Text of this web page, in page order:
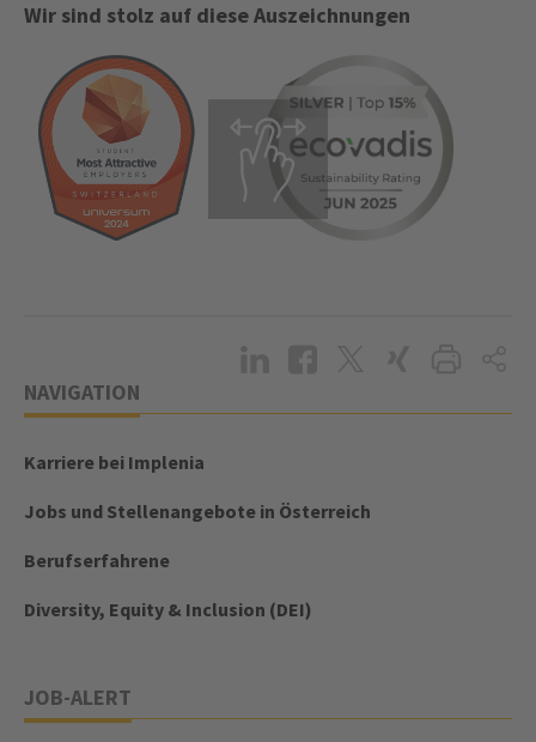
Wir sind stolz auf diese Auszeichnungen
NAVIGATION
Karriere bei Implenia
Jobs und Stellenangebote in Österreich
Berufserfahrene
Diversity, Equity & Inclusion (DEI)
JOB-ALERT